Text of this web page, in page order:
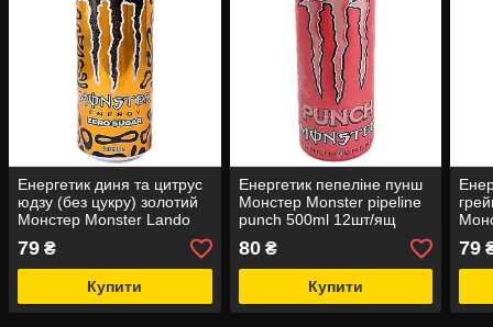
Енергетик диня та цитрус
юдзу (без цукру) золотий
Монстер Monster Lando
Norris 500ml 12шт/ящ
(Код: 00-00021522)
79 ₴
Купити
Енергетик пепеліне пунш
Монстер Monster pipeline
punch 500ml 12шт/ящ
(Код: 00-00015110)
80₴
Купити
79